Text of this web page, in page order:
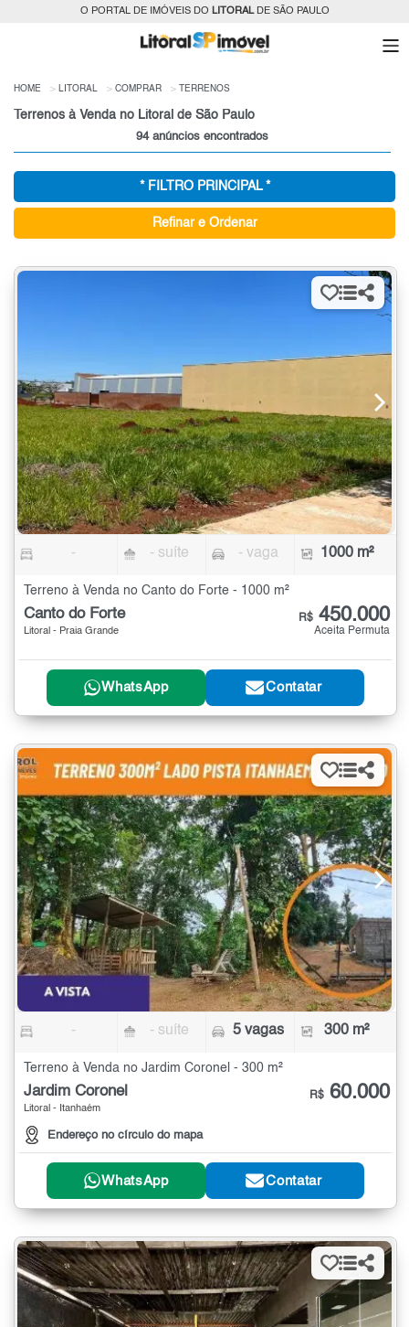
O PORTAL DE IMÓVEIS DO LITORALDE SÃO PAULO
HOME LITORAL COMPRAR TERRENOS
Terrenos à Venda no Litoral de São Paulo
94 anúncios encontrados
* FILTRO PRINCIPAL *
Refinar e Ordenar
- - suíte - vaga 1000 m²
Terreno à Venda no Canto do Forte - 1000 m²
Canto do Forte
Litoral - Praia Grande
R$ 450.000
Aceita Permuta
WhatsApp Contatar
- - suíte 5 vagas 300 m²
Terreno à Venda no Jardim Coronel - 300 m²
Jardim Coronel
Litoral - Itanhaém
Endereço no círculo do mapa
R$ 60.000
WhatsApp Contatar